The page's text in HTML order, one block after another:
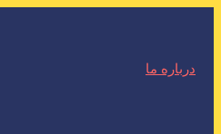
درباره ما